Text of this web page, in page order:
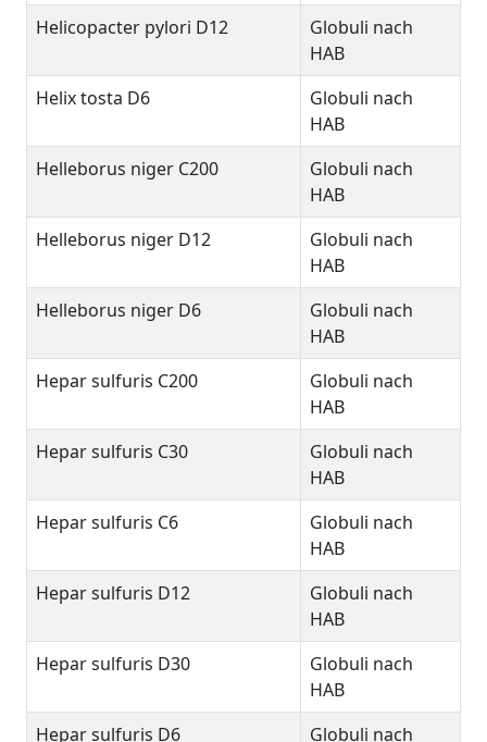
Helicopacter pylori D12
Globuli nach
HAB
Helix tosta D6
Globuli nach
HAB
Helleborus niger C200
Globuli nach
HAB
Helleborus niger D12
Globuli nach
HAB
Helleborus niger D6
Globuli nach
HAB
Hepar sulfuris C200
Globuli nach
HAB
Hepar sulfuris C30
Globuli nach
HAB
Hepar sulfuris C6
Globuli nach
HAB
Hepar sulfuris D12
Globuli nach
HAB
Hepar sulfuris D30
Globuli nach
HAB
Hepar sulfuris D6
Globuli nach